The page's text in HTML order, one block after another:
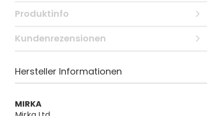
Produktinfo
Kundenrezensionen
Hersteller Informationen
MIRKA